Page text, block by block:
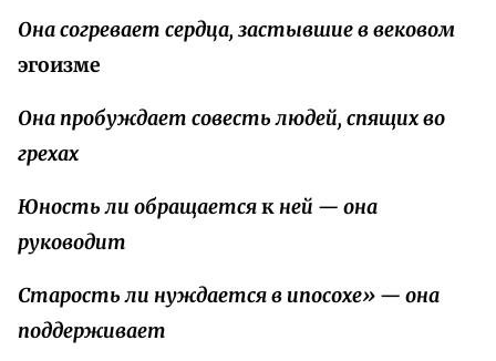
Она согревает сердца, застывшие в вековом
эгоизме
Она пробуждает совесть людей, спящих во
грехах
Юность ли обращаетсякней — она
руководит
Старость ли нуждается в ипосохе» — она
поддерживает